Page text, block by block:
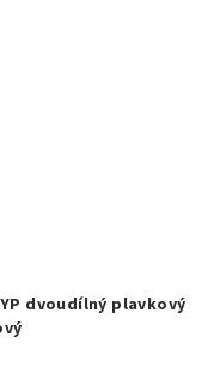
dvoudílný plavkový